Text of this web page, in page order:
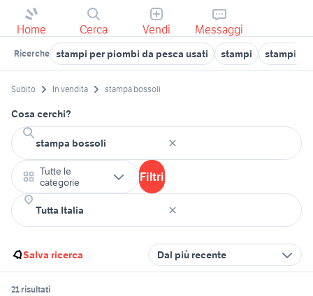
Home Cerca Vendi Messaggi
Ricerche stampi per piombi da pesca usati stampi stampi
Subito In vendita stampa bossoli
Cosa cerchi?
Tutte le
categorie
Filtri
Salva ricerca Dal più recente
21 risultati